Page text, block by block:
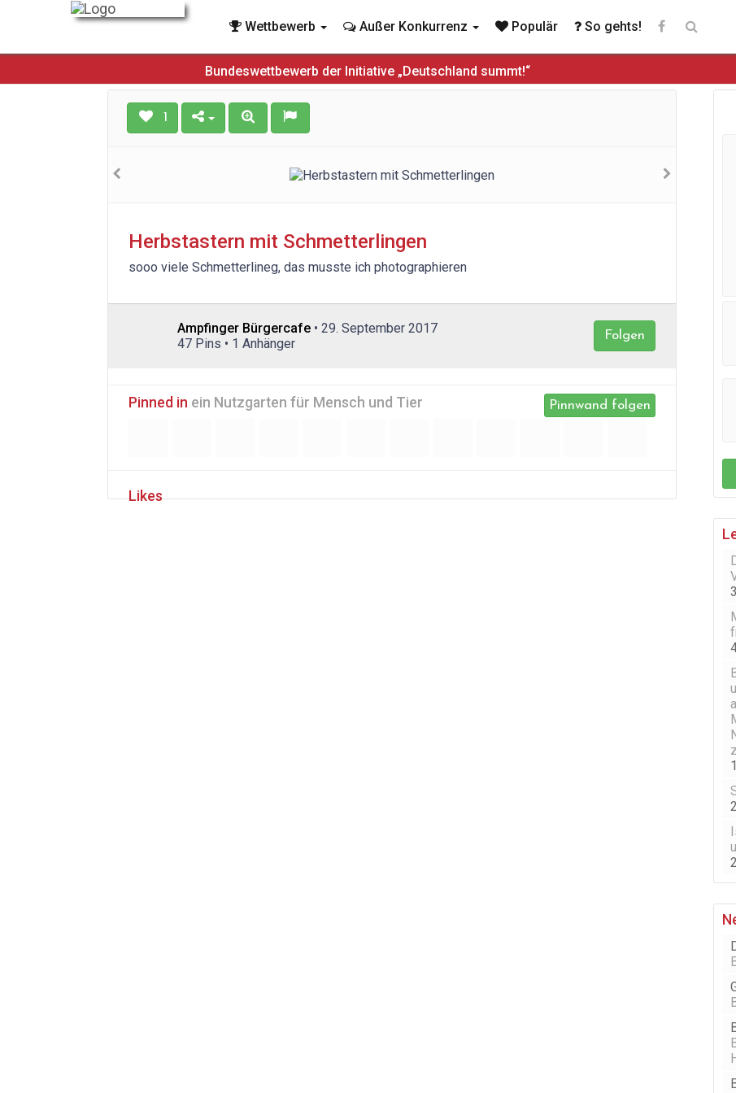
Wettbewerb Außer Konkurrenz Populär So gehts!
Bundeswettbewerb der Initiative „Deutschland summt!“
1
Herbstastern mit Schmetterlingen
sooo viele Schmetterlineg, das musste ich photographieren
Folgen
Ampfinger Bürgercafe • 29. September 2017
47 Pins • 1 Anhänger
Pinnwand folgen
Pinned in ein Nutzgarten für Mensch und Tier
Likes